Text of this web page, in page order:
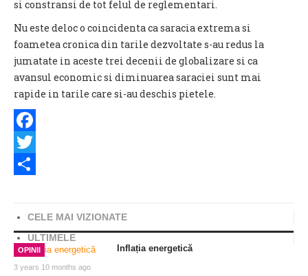
si constransi de tot felul de reglementari.
Nu este deloc o coincidenta ca saracia extrema si
foametea cronica din tarile dezvoltate s-au redus la
jumatate in aceste trei decenii de globalizare si ca
avansul economic si diminuarea saraciei sunt mai
rapide in tarile care si-au deschis pietele.
Facebook
Twitter
CELE MAI VIZIONATE
ULTIMELE
OPINII
3 years 10 months ago
Inflația energetică